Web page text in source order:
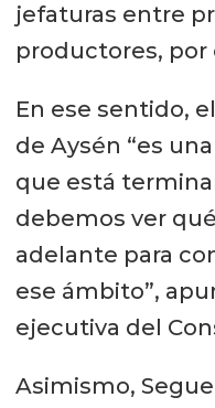
jefaturas entre
productores, por
En ese sentido,
de Aysén “es
que está
debemos ver
adelante para
ese ámbito”,
ejecutiva del
Asimismo,